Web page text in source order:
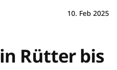
10. Feb 2025
Rütter bis